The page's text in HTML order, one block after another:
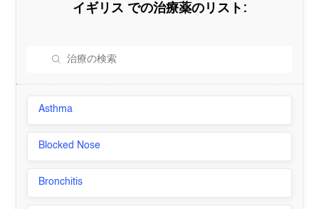
イギリス での治療薬のリスト:
Asthma
Blocked Nose
Bronchitis